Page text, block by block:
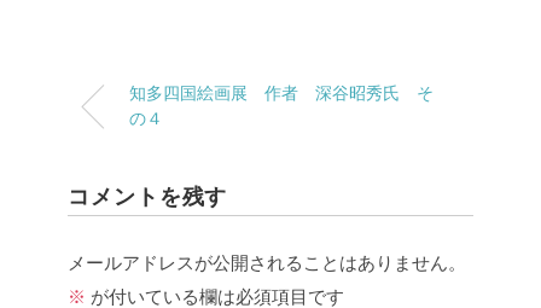
知多四国絵画展 作者 深谷昭秀氏 そ
の４
コメントを残す
メールアドレスが公開されることはありません。
※ が付いている欄は必須項目です